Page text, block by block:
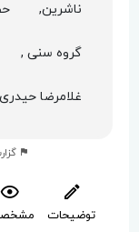
ناشرین,
گروه سنی ,
غلامرضا
توضیحات